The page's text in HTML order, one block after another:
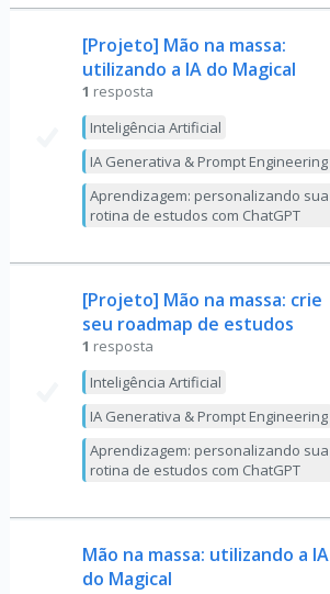
[Projeto] Mão na massa:
utilizando a IA do Magical
1 resposta
Inteligência Artificial
IA Generativa & Prompt Engineering
Aprendizagem: personalizando sua
rotina de estudos com ChatGPT
[Projeto] Mão na massa: crie
seu roadmap de estudos
1 resposta
Inteligência Artificial
IA Generativa & Prompt Engineering
Aprendizagem: personalizando sua
rotina de estudos com ChatGPT
Mão na massa: utilizando a IA
do Magical